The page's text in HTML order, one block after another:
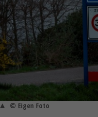
© Eigen Foto